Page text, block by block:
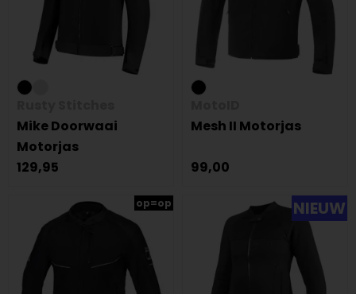
Mike Doorwaai
Motorjas
129,95
Mesh II Motorjas
99,00
op=op NIEUW